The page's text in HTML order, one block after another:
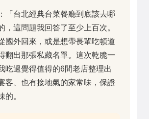
「台北經典台菜餐廳到底該去哪
，這問題我回答了至少上百次。
國外回來，或是想帶長輩吃頓道
翻出那張私藏名單。這次乾脆一
吃過覺得值得的6間老店整理出
客、也有接地氣的家常味，保證
的。